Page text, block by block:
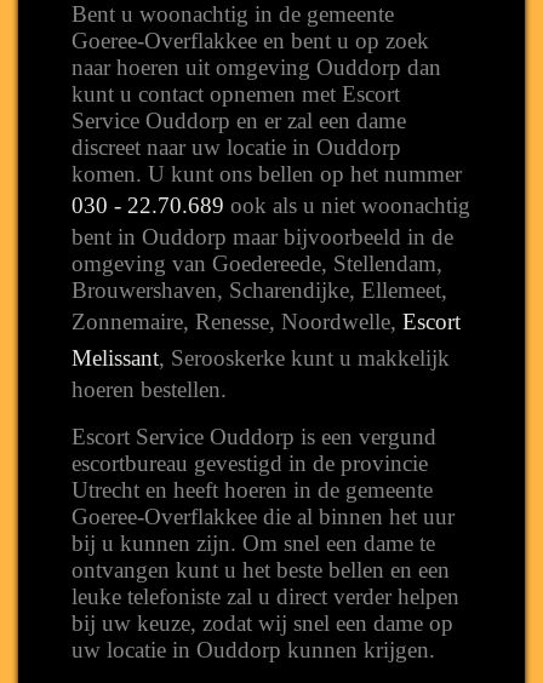
Bent u woonachtig in de gemeente
Goeree-Overflakkee en bent u op zoek
naar hoeren uit omgeving Ouddorp dan
kunt u contact opnemen met Escort
Service Ouddorp en er zal een dame
discreet naar uw locatie in Ouddorp
komen. U kunt ons bellen op het nummer
030 - 22.70.689 ook als u niet woonachtig
bent in Ouddorp maar bijvoorbeeld in de
omgeving van Goedereede, Stellendam,
Brouwershaven, Scharendijke, Ellemeet,
Zonnemaire, Renesse, Noordwelle, Escort
Melissant, Serooskerke kunt u makkelijk
hoeren bestellen.
Escort Service Ouddorp is een vergund
escortbureau gevestigd in de provincie
Utrecht en heeft hoeren in de gemeente
Goeree-Overflakkee die al binnen het uur
bij u kunnen zijn. Om snel een dame te
ontvangen kunt u het beste bellen en een
leuke telefoniste zal u direct verder helpen
bij uw keuze, zodat wij snel een dame op
uw locatie in Ouddorp kunnen krijgen.